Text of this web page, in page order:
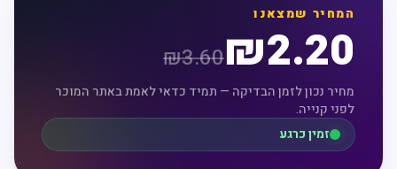
המחיר שמצאנו
₪2.20
₪3.60
מחיר נכון לזמן הבדיקה — תמיד כדאי לאמת באתר המוכר
לפני קנייה.
זמין כרגע